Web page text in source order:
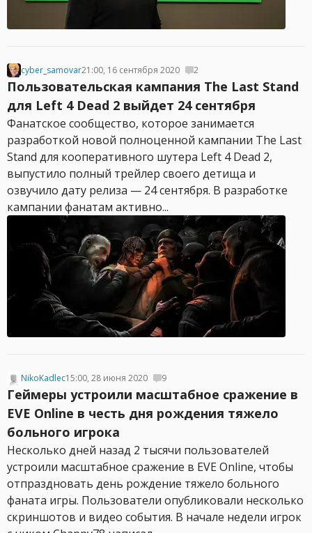
cyber_samovar21:00, 16 сентября 2020 2
Пользовательская кампания The Last Stand
для Left 4 Dead 2 выйдет 24 сентября
Фанатское сообщество, которое занимается
разработкой новой полноценной кампании The Last
Stand для кооперативного шутера Left 4 Dead 2,
выпустило полный трейлер своего детища и
озвучило дату релиза — 24 сентября. В разработке
кампании фанатам активно...
NikoKadlec15:00, 28 июня 2020 9
Геймеры устроили масштабное сражение в
EVE Online в честь дня рождения тяжело
больного игрока
Несколько дней назад 2 тысячи пользователей
устроили масштабное сражение в EVE Online, чтобы
отпраздновать день рождение тяжело больного
фаната игры. Пользователи опубликовали несколько
скриншотов и видео события. В начале недели игрок